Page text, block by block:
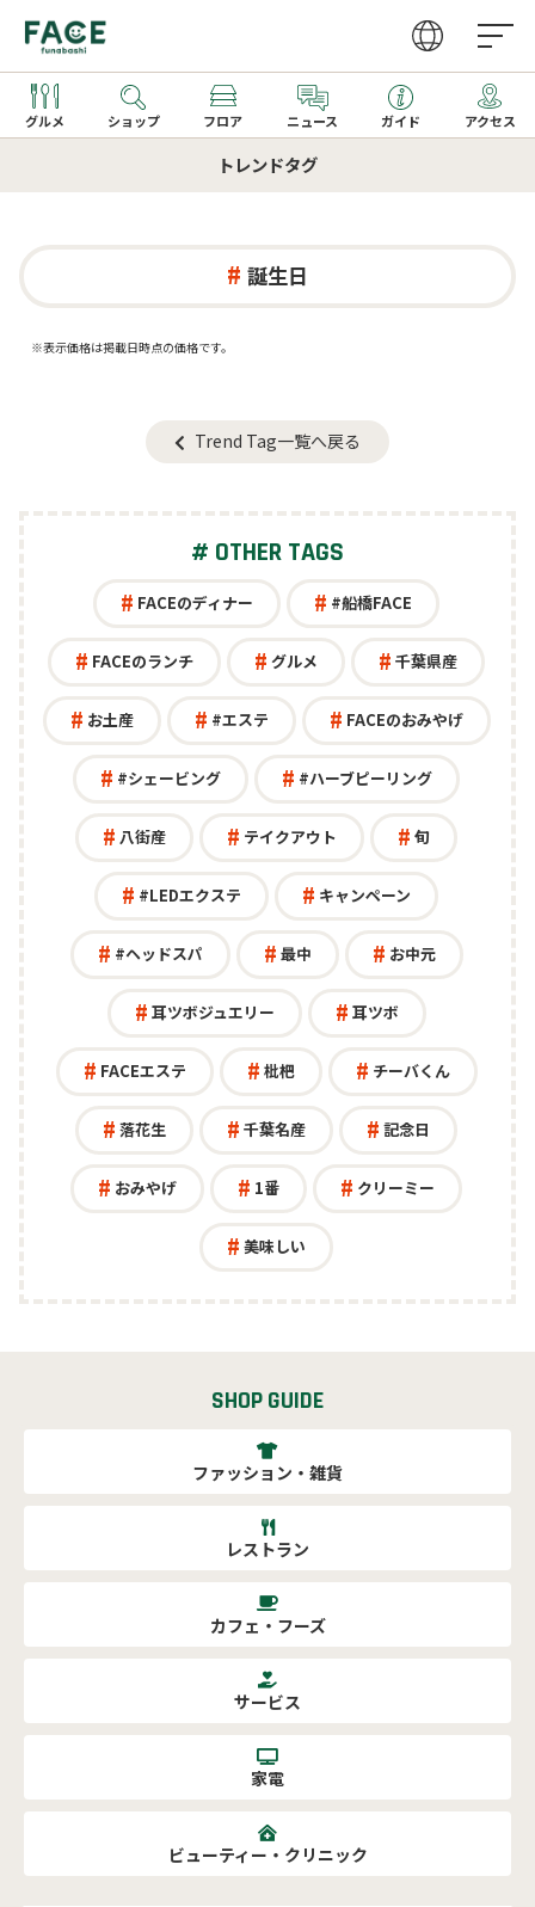
グルメ ショップ フロア ニュース ガイド アクセス
アクセス
レストラン
カフェ・フーズ
サービス
スクール・カルチャー
公共
オフィス
レストラン一覧
カフェ一覧
季節のメニュー
新着ギフト
トレンドタグ
誕生日
※表示価格は掲載日時点の価格です。
Trend Tag一覧へ戻る
# OTHER TAGS
FACEのディナー #船橋FACE
FACEのランチ グルメ 千葉県産
お土産 #エステ FACEのおみやげ
#シェービング #ハーブピーリング
八街産 テイクアウト 旬
#LEDエクステ キャンペーン
#ヘッドスパ 最中 お中元
耳ツボジュエリー 耳ツボ
FACEエステ 枇杷 チーバくん
落花生 千葉名産 記念日
おみやげ 1番 クリーミー
美味しい
SHOP GUIDE
ファッション・雑貨
レストラン
カフェ・フーズ
サービス
家電
ビューティー・クリニック